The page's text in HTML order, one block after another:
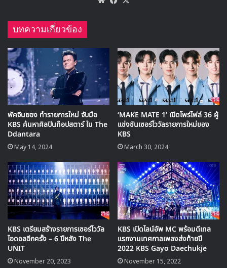
Legend : SHINHWA + SEVENTEEN
สเตจพิเศษที่จะนำเสนอการร่วมงานกันระหว่างตำนายบอยกรุ๊ป
บทความเกี่ยวข้อง
พัคจินยอง ทำรายการใหม่ จับมือ
KBS ค้นหาศิลปินท๊อปสตาร์ ใน The
Ddantara
May 14, 2024
‘MAKE MATE 1’ เปิดโพร์ไฟล์ 36 ผู้
แข่งขันเซอร์ไววัลรายการใหม่ของ
KBS
March 30, 2024
KBS เตรียมสร้างรายการเซอร์ไววัล
ไอดอลอีกครั้ง – 6 ปีหลัง The
UNIT
November 20, 2023
KBS เปิดไลน์อัพ MC พร้อมดีเทล
แรกงานเทศกาลเพลงส่งท้ายปี
2022 KBS Gayo Daechukje
November 15, 2022